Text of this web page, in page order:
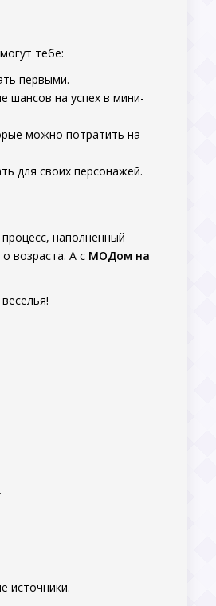
тебе:
первыми.
шансов на успех в мини-
можно потратить на
для своих персонажей.
наполненный
возраста. А с МОДом на
источники.